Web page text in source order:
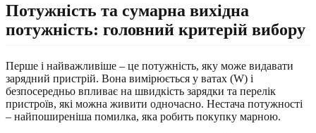
Потужність та сумарна вихідна
потужність: головний критерій вибору
Перше і найважливіше – це потужність, яку може видавати
зарядний пристрій. Вона вимірюється у ватах (W) і
безпосередньо впливає на швидкість зарядки та перелік
пристроїв, які можна живити одночасно. Нестача потужності
– найпоширеніша помилка, яка робить покупку марною.